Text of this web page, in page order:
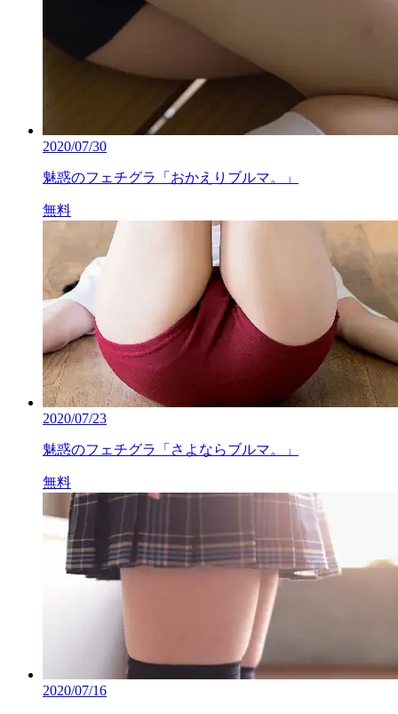
2020/07/30
魅惑のフェチグラ「おかえりブルマ。」
無料
2020/07/23
魅惑のフェチグラ「さよならブルマ。」
無料
2020/07/16